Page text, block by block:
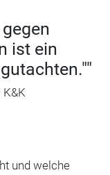
ist ein
und welche